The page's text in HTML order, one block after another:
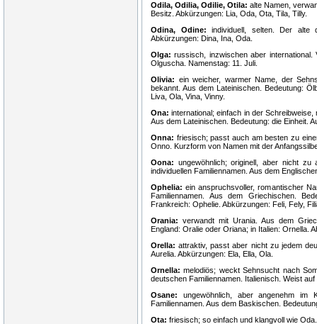
Odila, Odilia, Odilie, Otila: alte Namen,
Besitz. Abkürzungen: Lia, Oda, Ota, Tila, Tilly.
Odina, Odine: individuell, selten. Der alte
Abkürzungen: Dina, Ina, Oda.
Olga: russisch, inzwischen aber
Olguscha. Namenstag: 11. Juli.
Olivia: ein weicher, warmer Name, der
bekannt. Aus dem Lateinischen. Bedeutung:
Liva, Ola, Vina, Vinny.
Ona: international; einfach in der
Aus dem Lateinischen. Bedeutung: die Einheit.
Onna: friesisch; passt auch am besten zu
Onno. Kurzform von Namen mit der
Oona: ungewöhnlich; originell, aber nicht
individuellen Familiennamen. Aus dem
Ophelia: ein anspruchsvoller, romantischer
Familiennamen. Aus dem Griechischen.
Frankreich: Ophelie. Abkürzungen: Feli, Fely,
Orania: verwandt mit Urania. Aus dem
England: Oralie oder Oriana; in Italien: Ornella.
Orella: attraktiv, passt aber nicht zu jedem
Aurelia. Abkürzungen: Ela, Ella, Ola.
Ornella: melodiös; weckt Sehnsucht nach
deutschen Familiennamen. Italienisch. Weist
Osane: ungewöhnlich, aber angenehm im
Familiennamen. Aus dem Baskischen.
Ota: friesisch; so einfach und klangvoll wie